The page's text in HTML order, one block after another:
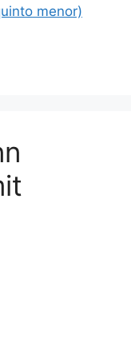
menor)